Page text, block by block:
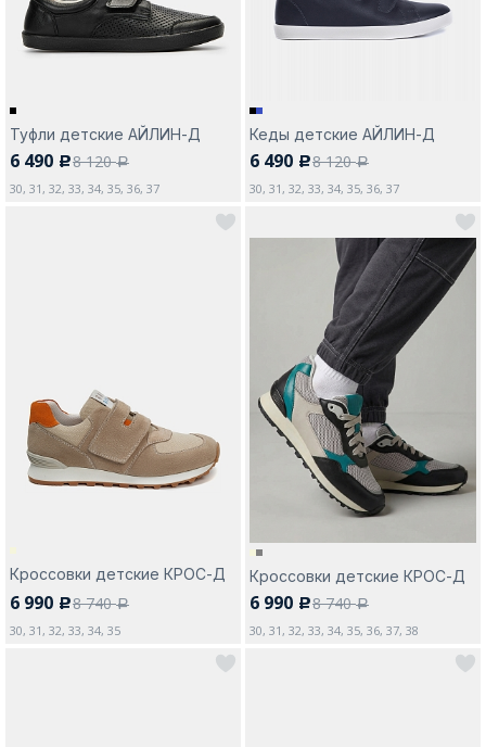
Туфли детские АЙЛИН-Д
6 490 c8 120a
30, 31, 32, 33, 34, 35, 36, 37
Кеды детские АЙЛИН-Д
6 490 c8 120a
30, 31, 32, 33, 34, 35, 36, 37
Кроссовки детские КРОС-Д
6 990 c8 740a
30, 31, 32, 33, 34, 35
Кроссовки детские КРОС-Д
6 990 c8 740a
30, 31, 32, 33, 34, 35, 36, 37, 38